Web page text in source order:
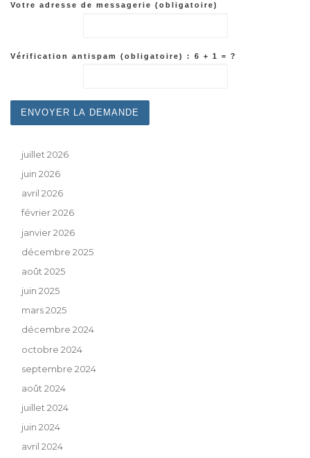
Votre adresse de messagerie (obligatoire)
Vérification antispam (obligatoire) : 6 + 1 = ?
juillet 2026
juin 2026
avril 2026
février 2026
janvier 2026
décembre 2025
août 2025
juin 2025
mars 2025
décembre 2024
octobre 2024
septembre 2024
août 2024
juillet 2024
juin 2024
avril 2024